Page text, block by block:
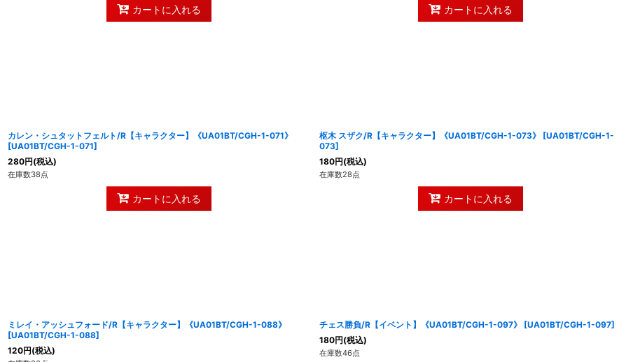
カートに入れる カートに入れる
カレン・シュタットフェルト/R【キャラクター】《UA01BT/CGH-1-071》
[UA01BT/CGH-1-071]
280円(税込)
在庫数38点
カートに入れる
枢木 スザク/R【キャラクター】《UA01BT/CGH-1-073》 [UA01BT/CGH-1-
073]
180円(税込)
在庫数28点
カートに入れる
ミレイ・アッシュフォード/R【キャラクター】《UA01BT/CGH-1-088》
[UA01BT/CGH-1-088]
120円(税込)
チェス勝負/R【イベント】《UA01BT/CGH-1-097》 [UA01BT/CGH-1-097]
180円(税込)
在庫数46点